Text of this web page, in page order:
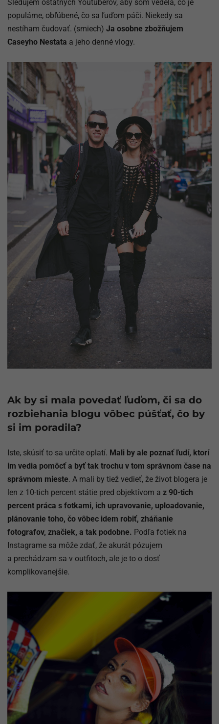
Sledujem ostatných Youtuberov, aby som vedela, čo je
populárne, obľúbené, čo sa ľuďom páči. Niekedy sa
nestíham čudovať. (smiech) Ja osobne zbožňujem
Caseyho Nestata a jeho denné vlogy.
Ak by si mala povedať ľuďom, či sa do
rozbiehania blogu vôbec púšťať, čo by
si im poradila?
Iste, skúsiť to sa určite oplatí. Mali by ale poznať ľudí, ktorí
im vedia pomôcť a byť tak trochu v tom správnom čase na
správnom mieste. A mali by tiež vedieť, že život blogera je
len z 10-tich percent státie pred objektívom a z 90-tich
percent práca s fotkami, ich upravovanie, uploadovanie,
plánovanie toho, čo vôbec idem robiť, zháňanie
fotografov, značiek, a tak podobne. Podľa fotiek na
Instagrame sa môže zdať, že akurát pózujem
a prechádzam sa v outfitoch, ale je to o dosť
komplikovanejšie.